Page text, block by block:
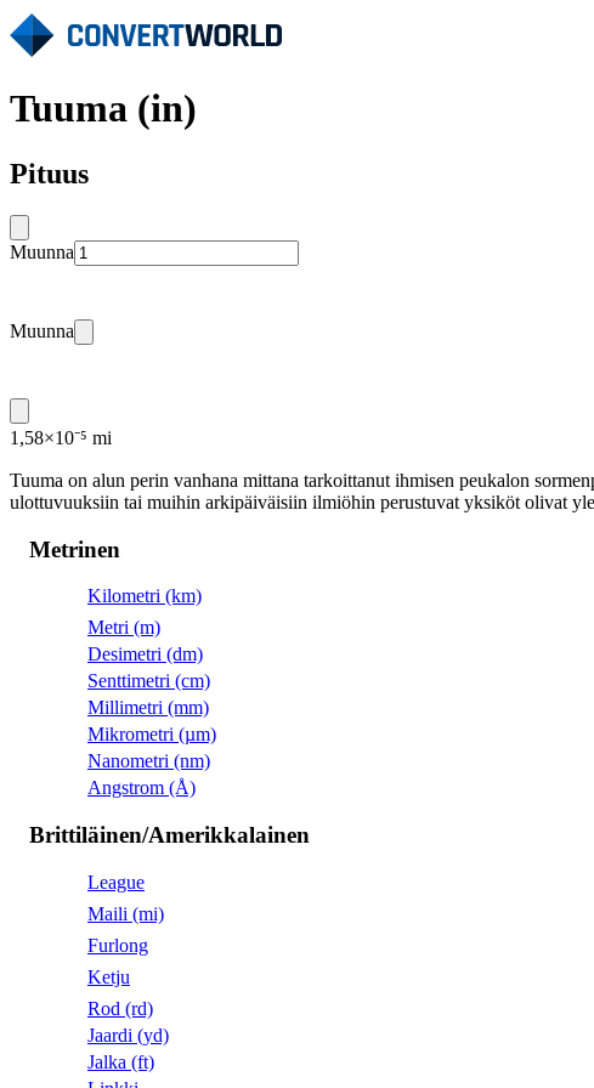
Tuuma (in)
Pituus
Muunna
Muunna
1,58×10⁻⁵ mi
Tuuma on alun perin vanhana mittana tarkoittanut ihmisen peukalon
ulottuvuuksiin tai muihin arkipäiväisiin ilmiöhin perustuvat yksiköt olivat
Metrinen
Kilometri (km)
Metri (m)
Desimetri (dm)
Senttimetri (cm)
Millimetri (mm)
Mikrometri (µm)
Nanometri (nm)
Angstrom (Å)
Brittiläinen/Amerikkalainen
League
Maili (mi)
Furlong
Ketju
Rod (rd)
Jaardi (yd)
Jalka (ft)